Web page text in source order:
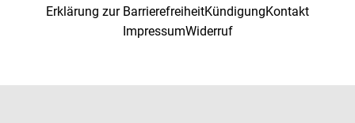
Erklärung zur BarrierefreiheitKündigungKontakt
ImpressumWiderruf